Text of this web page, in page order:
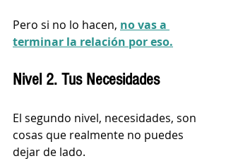
Pero si no lo hacen, no vas a
terminar la relación por eso.
Nivel 2. Tus Necesidades
El segundo nivel, necesidades, son
cosas que realmente no puedes
dejar de lado.